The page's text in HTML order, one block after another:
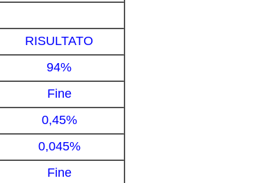
RISULTATO
94%
Fine
0,45%
0,045%
Fine